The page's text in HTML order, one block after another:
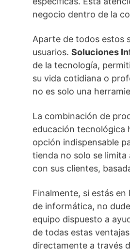
negocio dentro de la
Aparte de todos estos
usuarios. Soluciones
de la tecnología,
su vida cotidiana o
no es solo una
La combinación de
educación tecnológica
opción indispensable
tienda no solo se
con sus clientes,
Finalmente, si estás
de informática, no
equipo dispuesto a
de todas estas
directamente a través